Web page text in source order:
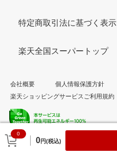
0
0円(税込)
特定商取引法に基づく表示
楽天全国スーパートップ
会社概要
個人情報保護方針
楽天ショッピングサービスご利用規約
© Rakuten Group, Inc.